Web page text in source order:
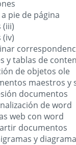
pie de página
(iii)
(iv)
y tablas de
de objetos ole
maestros y
documentos
de word
web con word
documentos
y